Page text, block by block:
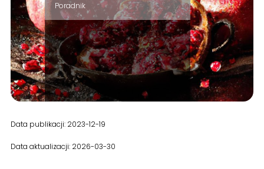
Poradnik
Data publikacji: 2023-12-19
Data aktualizacji: 2026-03-30